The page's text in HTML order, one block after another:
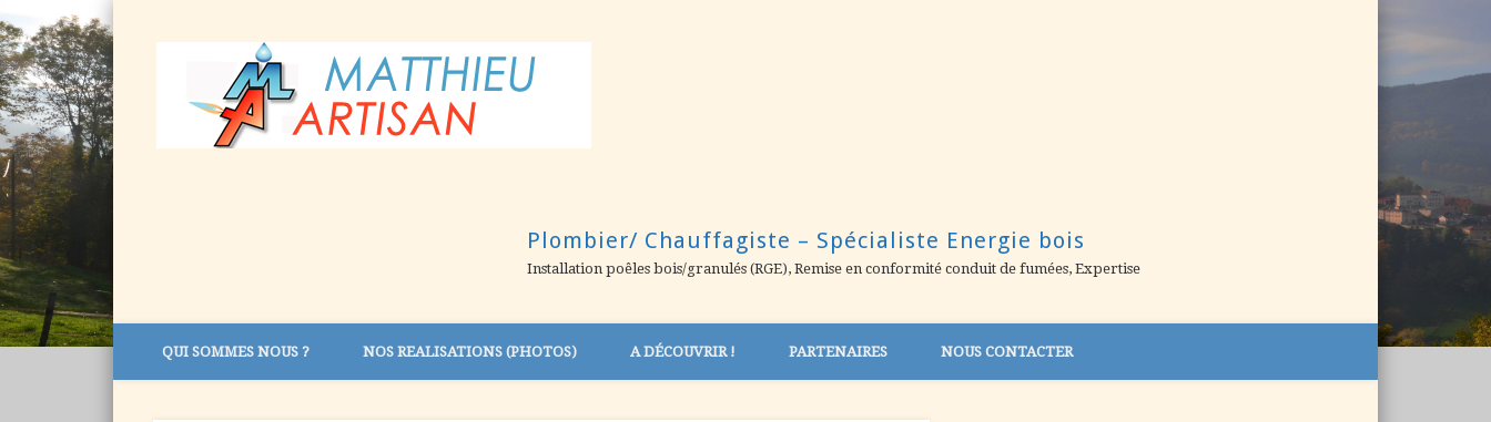
Plombier/ Chauffagiste – Spécialiste Energie bois
Installation poêles bois/granulés (RGE), Remise en conformité conduit de fumées, Expertise
QUI SOMMES NOUS ? NOS REALISATIONS (PHOTOS) A DÉCOUVRIR ! PARTENAIRES NOUS CONTACTER